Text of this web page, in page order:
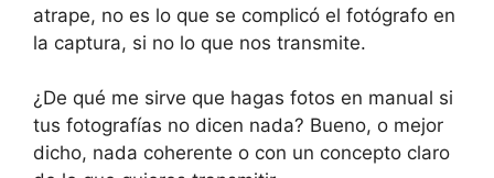
atrape, no es lo que se complicó el fotógrafo en
la captura, si no lo que nos transmite.
¿De qué me sirve que hagas fotos en manual si
tus fotografías no dicen nada? Bueno, o mejor
dicho, nada coherente o con un concepto claro